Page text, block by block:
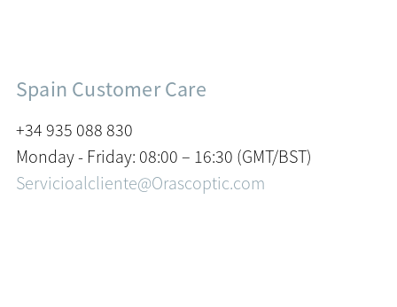
Spain Customer Care
+34 935 088 830
Monday - Friday: 08:00 – 16:30 (GMT/BST)
Servicioalcliente@Orascoptic.com